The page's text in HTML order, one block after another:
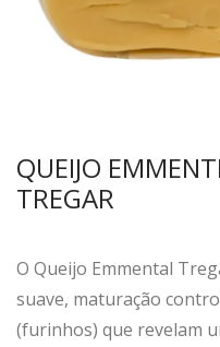
QUEIJO
TREGAR
O Queijo Emmental
suave, maturação
(furinhos) que revelam